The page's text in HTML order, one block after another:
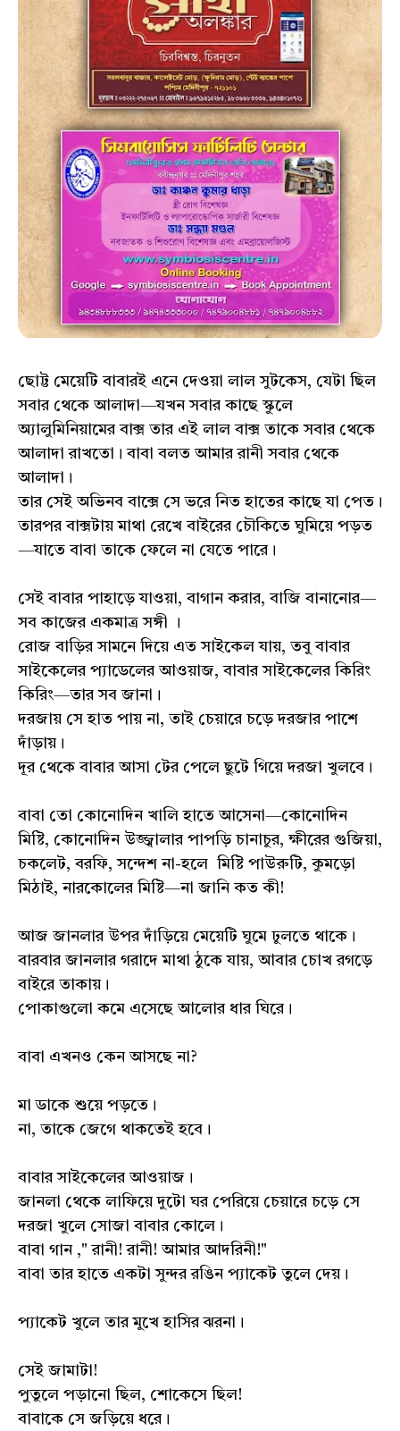
ছোট্ট মেয়েটি বাবারই এনে দেওয়া লাল সুটকেস, যেটা ছিল
সবার থেকে আলাদা—যখন সবার কাছে স্কুলে
অ্যালুমিনিয়ামের বাক্স তার এই লাল বাক্স তাকে সবার থেকে
আলাদা রাখতো। বাবা বলত আমার রানী সবার থেকে
আলাদা।
তার সেই অভিনব বাক্সে সে ভরে নিত হাতের কাছে যা পেত।
তারপর বাক্সটায় মাথা রেখে বাইরের চৌকিতে ঘুমিয়ে পড়ত
—যাতে বাবা তাকে ফেলে না যেতে পারে।
সেই বাবার পাহাড়ে যাওয়া, বাগান করার, বাজি বানানোর—
সব কাজের একমাত্র সঙ্গী ।
রোজ বাড়ির সামনে দিয়ে এত সাইকেল যায়, তবু বাবার
সাইকেলের প্যাডেলের আওয়াজ, বাবার সাইকেলের কিরিং
কিরিং—তার সব জানা।
দরজায় সে হাত পায় না, তাই চেয়ারে চড়ে দরজার পাশে
দাঁড়ায়।
দূর থেকে বাবার আসা টের পেলে ছুটে গিয়ে দরজা খুলবে।
বাবা তো কোনোদিন খালি হাতে আসেনা—কোনোদিন
মিষ্টি, কোনোদিন উজ্জ্বালার পাপড়ি চানাচুর, ক্ষীরের গুজিয়া,
চকলেট, বরফি, সন্দেশ না-হলে মিষ্টি পাউরুটি, কুমড়ো
মিঠাই, নারকোলের মিষ্টি—না জানি কত কী!
আজ জানলার উপর দাঁড়িয়ে মেয়েটি ঘুমে ঢুলতে থাকে।
বারবার জানলার গরাদে মাথা ঠুকে যায়, আবার চোখ রগড়ে
বাইরে তাকায়।
পোকাগুলো কমে এসেছে আলোর ধার ঘিরে।
বাবা এখনও কেন আসছে না?
মা ডাকে শুয়ে পড়তে।
না, তাকে জেগে থাকতেই হবে।
বাবার সাইকেলের আওয়াজ।
জানলা থেকে লাফিয়ে দুটো ঘর পেরিয়ে চেয়ারে চড়ে সে
দরজা খুলে সোজা বাবার কোলে।
বাবা গান ," রানী! রানী! আমার আদরিনী!"
বাবা তার হাতে একটা সুন্দর রঙিন প্যাকেট তুলে দেয়।
প্যাকেট খুলে তার মুখে হাসির ঝরনা।
সেই জামাটা!
পুতুলে পড়ানো ছিল, শোকেসে ছিল!
বাবাকে সে জড়িয়ে ধরে।